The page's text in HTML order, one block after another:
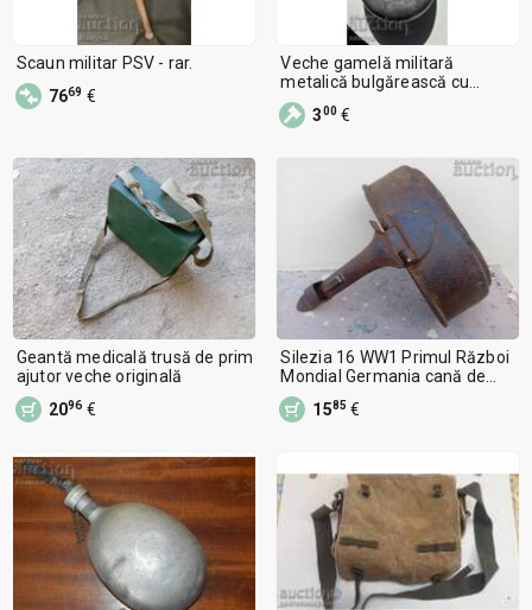
Scaun militar PSV - rar.
7669 €
Veche gamelă militară
metalică bulgărească cu
capac
300 €
Geantă medicală trusă de prim
ajutor veche originală
2096 €
Silezia 16 WW1 Primul Război
Mondial Germania cană de
soldat
1585 €